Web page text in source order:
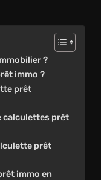
?
immo ?
prêt
calculettes prêt
prêt
immo en